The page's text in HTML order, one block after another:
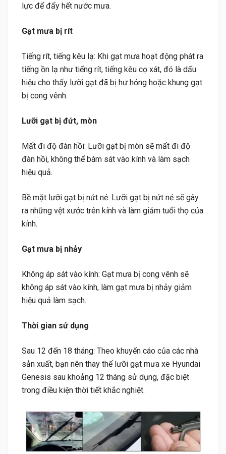
lực để đẩy hết nước mưa.
Gạt mưa bị rít
Tiếng rít, tiếng kêu lạ: Khi gạt mưa hoạt động phát ra
tiếng ồn lạ như tiếng rít, tiếng kêu cọ xát, đó là dấu
hiệu cho thấy lưỡi gạt đã bị hư hỏng hoặc khung gạt
bị cong vênh.
Lưỡi gạt bị đứt, mòn
Mất đi độ đàn hồi: Lưỡi gạt bị mòn sẽ mất đi độ
đàn hồi, không thể bám sát vào kính và làm sạch
hiệu quả.
Bề mặt lưỡi gạt bị nứt nẻ: Lưỡi gạt bị nứt nẻ sẽ gây
ra những vệt xước trên kính và làm giảm tuổi thọ của
kính.
Gạt mưa bị nhảy
Không áp sát vào kính: Gạt mưa bị cong vênh sẽ
không áp sát vào kính, làm gạt mưa bị nhảy giảm
hiệu quả làm sạch.
Thời gian sử dụng
Sau 12 đến 18 tháng: Theo khuyến cáo của các nhà
sản xuất, bạn nên thay thế lưỡi gạt mưa xe Hyundai
Genesis sau khoảng 12 tháng sử dụng, đặc biệt
trong điều kiện thời tiết khắc nghiệt.